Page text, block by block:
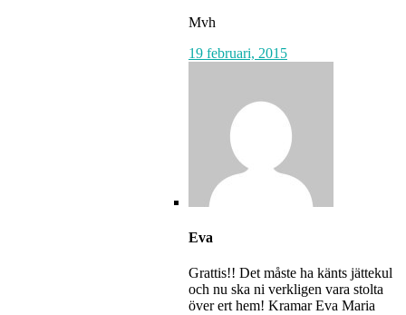
Mvh
19 februari, 2015
Eva
Grattis!! Det måste ha känts jättekul
och nu ska ni verkligen vara stolta
över ert hem! Kramar Eva Maria